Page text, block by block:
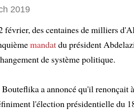
2019
février, des centaines de milliers
mandatdu président
de système politique.
a annoncé qu'il renonçait
l'élection présidentielle du